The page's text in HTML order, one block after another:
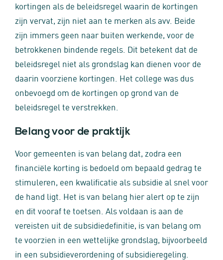
kortingen als de beleidsregel waarin de kortingen
zijn vervat, zijn niet aan te merken als avv. Beide
zijn immers geen naar buiten werkende, voor de
betrokkenen bindende regels. Dit betekent dat de
beleidsregel niet als grondslag kan dienen voor de
daarin voorziene kortingen. Het college was dus
onbevoegd om de kortingen op grond van de
beleidsregel te verstrekken.
Belang voor de praktijk
Voor gemeenten is van belang dat, zodra een
financiële korting is bedoeld om bepaald gedrag te
stimuleren, een kwalificatie als subsidie al snel voor
de hand ligt. Het is van belang hier alert op te zijn
en dit vooraf te toetsen. Als voldaan is aan de
vereisten uit de subsidiedefinitie, is van belang om
te voorzien in een wettelijke grondslag, bijvoorbeeld
in een subsidieverordening of subsidieregeling.